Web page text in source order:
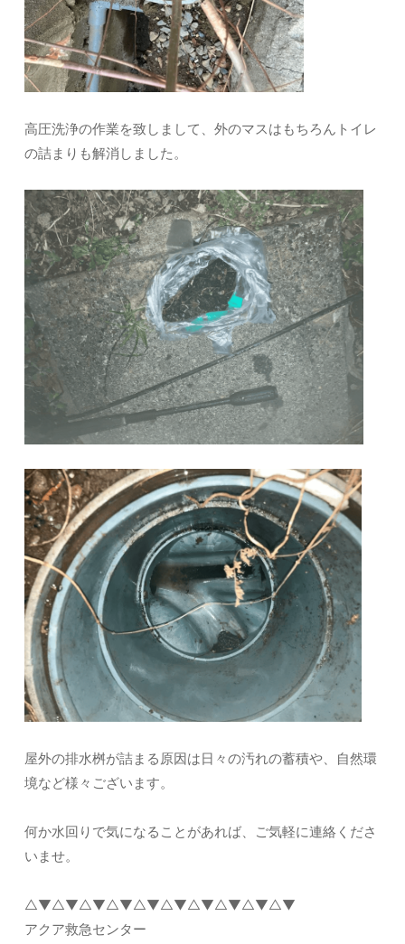
高圧洗浄の作業を致しまして、外のマスはもちろんトイレ
の詰まりも解消しました。
屋外の排水桝が詰まる原因は日々の汚れの蓄積や、自然環
境など様々ございます。
何か水回りで気になることがあれば、ご気軽に連絡くださ
いませ。
△▼△▼△▼△▼△▼△▼△▼△▼△▼△▼
アクア救急センター